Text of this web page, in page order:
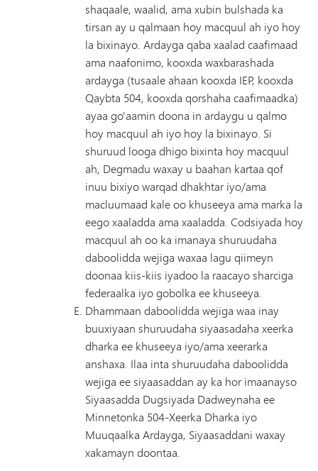
shaqaale, waalid, ama xubin bulshada ka
tirsan ay u qalmaan hoy macquul ah iyo hoy
la bixinayo. Ardayga qaba xaalad caafimaad
ama naafonimo, kooxda waxbarashada
ardayga (tusaale ahaan kooxda IEP, kooxda
Qaybta 504, kooxda qorshaha caafimaadka)
ayaa go'aamin doona in ardaygu u qalmo
hoy macquul ah iyo hoy la bixinayo. Si
shuruud looga dhigo bixinta hoy macquul
ah, Degmadu waxay u baahan kartaa qof
inuu bixiyo warqad dhakhtar iyo/ama
macluumaad kale oo khuseeya ama marka la
eego xaaladda ama xaaladda. Codsiyada hoy
macquul ah oo ka imanaya shuruudaha
daboolidda wejiga waxaa lagu qiimeyn
doonaa kiis-kiis iyadoo la raacayo sharciga
federaalka iyo gobolka ee khuseeya.
Dhammaan daboolidda wejiga waa inay
buuxiyaan shuruudaha siyaasadaha xeerka
dharka ee khuseeya iyo/ama xeerarka
anshaxa. Ilaa inta shuruudaha daboolidda
wejiga ee siyaasaddan ay ka hor imaanayso
Siyaasadda Dugsiyada Dadweynaha ee
Minnetonka 504-Xeerka Dharka iyo
Muuqaalka Ardayga, Siyaasaddani waxay
xakamayn doontaa.